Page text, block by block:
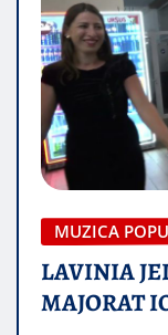
MUZICA
LAVINIA
MAJORAT